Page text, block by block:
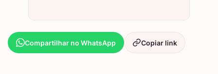
Compartilhar no WhatsApp Copiar link